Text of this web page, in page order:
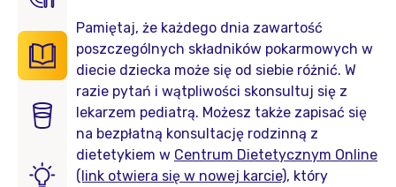
Pamiętaj, że każdego dnia zawartość
poszczególnych składników pokarmowych w
diecie dziecka może się od siebie różnić. W
razie pytań i wątpliwości skonsultuj się z
lekarzem pediatrą. Możesz także zapisać się
na bezpłatną konsultację rodzinną z
dietetykiem w Centrum Dietetycznym Online
(link otwiera się w nowej karcie), który